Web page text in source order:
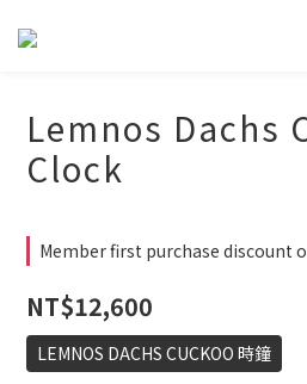
Lemnos Dachs
Clock
Member first purchase discount
NT$12,600
LEMNOS DACHS CUCKOO 時鐘